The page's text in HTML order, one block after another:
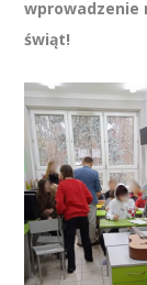
wprowadzenie
świąt!